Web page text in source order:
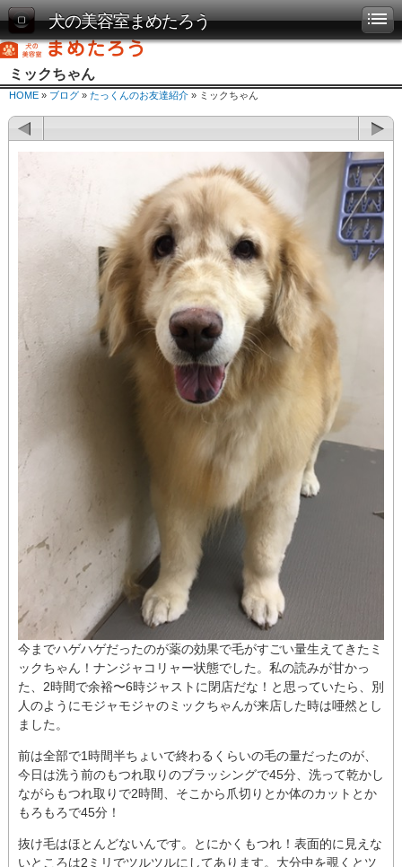
犬の美容室まめたろう
ミックちゃん
HOME » ブログ » たっくんのお友達紹介 » ミックちゃん
今までハゲハゲだったのが薬の効果で毛がすごい量生えてきたミ
ックちゃん！ナンジャコリャー状態でした。私の読みが甘かっ
た、2時間で余裕〜6時ジャストに閉店だな！と思っていたら、別
人のようにモジャモジャのミックちゃんが来店した時は唖然とし
ました。
前は全部で1時間半ちょいで終わるくらいの毛の量だったのが、
今日は洗う前のもつれ取りのブラッシングで45分、洗って乾かし
ながらもつれ取りで2時間、そこから爪切りとか体のカットとか
もろもろで45分！
抜け毛はほとんどないんです。とにかくもつれ！表面的に見えな
いところは2ミリでツルツルにしてあります。大分中を覗くとツ